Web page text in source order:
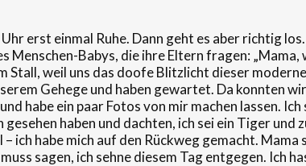
erst einmal Ruhe. Dann geht es aber richtig
Menschen-Babys, die ihre Eltern fragen:
Stall, weil uns das doofe Blitzlicht dieser
Gehege und haben gewartet. Da konnten
habe ein paar Fotos von mir machen lassen.
gesehen haben und dachten, ich sei ein Tiger
– ich habe mich auf den Rückweg gemacht.
sagen, ich sehne diesem Tag entgegen. Ich